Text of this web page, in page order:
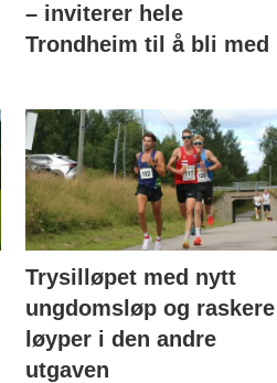
– inviterer hele
Trondheim til å bli med
Trysilløpet med nytt
ungdomsløp og raskere
løyper i den andre
utgaven